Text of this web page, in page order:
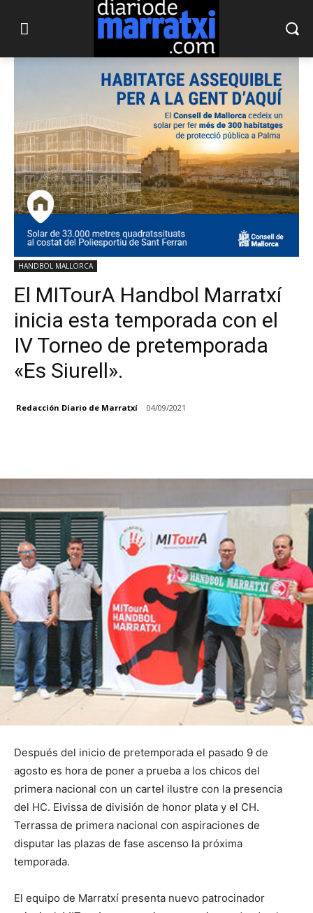
HANDBOL MALLORCA
El MITourA Handbol Marratxí
inicia esta temporada con el
IV Torneo de pretemporada
«Es Siurell».
Redacción Diario de Marratxí 04/09/2021
Después del inicio de pretemporada el pasado 9 de
agosto es hora de poner a prueba a los chicos del
primera nacional con un cartel ilustre con la presencia
del HC. Eivissa de división de honor plata y el CH.
Terrassa de primera nacional con aspiraciones de
disputar las plazas de fase ascenso la próxima
temporada.
El equipo de Marratxí presenta nuevo patrocinador